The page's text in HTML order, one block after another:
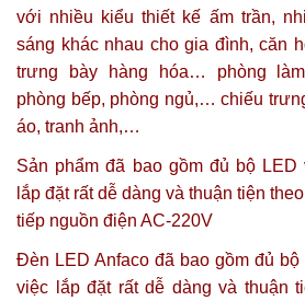
với nhiều kiểu thiết kế ấm trần,
sáng khác nhau cho gia đình, căn
trưng bày hàng hóa… phòng
phòng bếp, phòng ngủ,… chiếu
áo, tranh ảnh,…
Sản phẩm đã bao gồm đủ bộ LED
lắp đặt rất dễ dàng và thuận tiện
tiếp nguồn điện AC-220V
Đèn LED Anfaco đã bao gồm đủ bộ
việc lắp đặt rất dễ dàng và thuận